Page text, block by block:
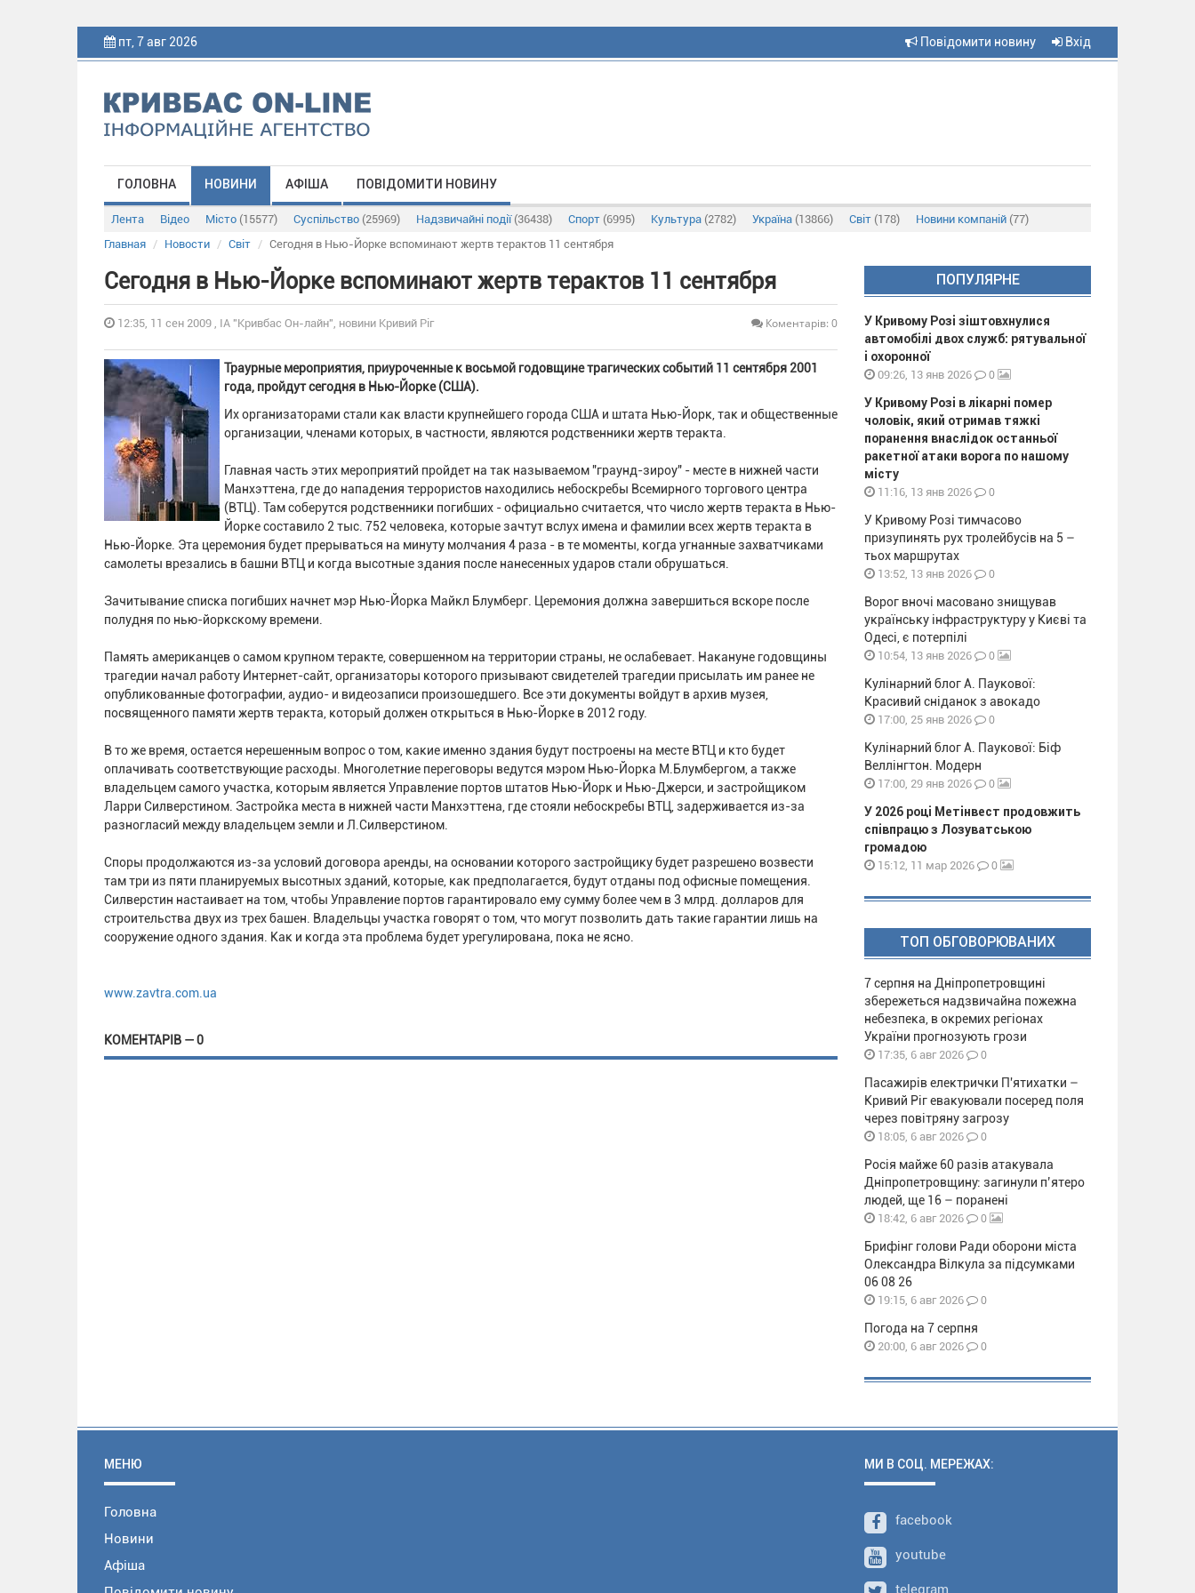
пт, 7 авг 2026 Повідомити новину Вхід
ГОЛОВНА НОВИНИ АФІША ПОВІДОМИТИ НОВИНУ
Лента Відео Місто (15577) Суспільство (25969) Надзвичайні події (36438) Спорт (6995) Культура (2782) Україна (13866) Світ (178) Новини компаній (77)
Главная
Новости Світ Сегодня в Нью-Йорке вспоминают жертв терактов 11 сентября
Сегодня в Нью-Йорке вспоминают жертв терактов 11 сентября
12:35, 11 сен 2009 , ІА "Кривбас Он-лайн", новини Кривий Ріг Коментарів: 0
Траурные мероприятия, приуроченные к восьмой годовщине трагических событий 11 сентября 2001
года, пройдут сегодня в Нью-Йорке (США).
Их организаторами стали как власти крупнейшего города США и штата Нью-Йорк, так и общественные
организации, членами которых, в частности, являются родственники жертв теракта.
Главная часть этих мероприятий пройдет на так называемом "граунд-зироу" - месте в нижней части
Манхэттена, где до нападения террористов находились небоскребы Всемирного торгового центра
(ВТЦ). Там соберутся родственники погибших - официально считается, что число жертв теракта в Нью-
Йорке составило 2 тыс. 752 человека, которые зачтут вслух имена и фамилии всех жертв теракта в
Нью-Йорке. Эта церемония будет прерываться на минуту молчания 4 раза - в те моменты, когда угнанные захватчиками
самолеты врезались в башни ВТЦ и когда высотные здания после нанесенных ударов стали обрушаться.
Зачитывание списка погибших начнет мэр Нью-Йорка Майкл Блумберг. Церемония должна завершиться вскоре после
полудня по нью-йоркскому времени.
Память американцев о самом крупном теракте, совершенном на территории страны, не ослабевает. Накануне годовщины
трагедии начал работу Интернет-сайт, организаторы которого призывают свидетелей трагедии присылать им ранее не
опубликованные фотографии, аудио- и видеозаписи произошедшего. Все эти документы войдут в архив музея,
посвященного памяти жертв теракта, который должен открыться в Нью-Йорке в 2012 году.
В то же время, остается нерешенным вопрос о том, какие именно здания будут построены на месте ВТЦ и кто будет
оплачивать соответствующие расходы. Многолетние переговоры ведутся мэром Нью-Йорка М.Блумбергом, а также
владельцем самого участка, которым является Управление портов штатов Нью-Йорк и Нью-Джерси, и застройщиком
Ларри Силверстином. Застройка места в нижней части Манхэттена, где стояли небоскребы ВТЦ, задерживается из-за
разногласий между владельцем земли и Л.Силверстином.
Споры продолжаются из-за условий договора аренды, на основании которого застройщику будет разрешено возвести
там три из пяти планируемых высотных зданий, которые, как предполагается, будут отданы под офисные помещения.
Силверстин настаивает на том, чтобы Управление портов гарантировало ему сумму более чем в 3 млрд. долларов для
строительства двух из трех башен. Владельцы участка говорят о том, что могут позволить дать такие гарантии лишь на
сооружение одного здания. Как и когда эта проблема будет урегулирована, пока не ясно.
www.zavtra.com.ua
КОМЕНТАРІВ — 0
ПОПУЛЯРНЕ
У Кривому Розі зіштовхнулися
автомобілі двох служб: рятувальної
і охоронної
09:26, 13 янв 2026 0
У Кривому Розі в лікарні помер
чоловік, який отримав тяжкі
поранення внаслідок останньої
ракетної атаки ворога по нашому
місту
11:16, 13 янв 2026 0
У Кривому Розі тимчасово
призупинять рух тролейбусів на 5 –
тьох маршрутах
13:52, 13 янв 2026 0
Ворог вночі масовано знищував
українську інфраструктуру у Києві та
Одесі, є потерпілі
10:54, 13 янв 2026 0
Кулінарний блог А. Паукової:
Красивий сніданок з авокадо
17:00, 25 янв 2026 0
Кулінарний блог А. Паукової: Біф
Веллінгтон. Модерн
17:00, 29 янв 2026 0
У 2026 році Метінвест продовжить
співпрацю з Лозуватською
громадою
15:12, 11 мар 2026 0
ТОП ОБГОВОРЮВАНИХ
7 серпня на Дніпропетровщині
збережеться надзвичайна пожежна
небезпека, в окремих регіонах
України прогнозують грози
17:35, 6 авг 2026 0
Пасажирів електрички П'ятихатки –
Кривий Ріг евакуювали посеред поля
через повітряну загрозу
18:05, 6 авг 2026 0
Росія майже 60 разів атакувала
Дніпропетровщину: загинули п’ятеро
людей, ще 16 – поранені
18:42, 6 авг 2026 0
Брифінг голови Ради оборони міста
Олександра Вілкула за підсумками
06 08 26
19:15, 6 авг 2026 0
Погода на 7 серпня
20:00, 6 авг 2026 0
МЕНЮ
Головна
Новини
Афіша
МИ В СОЦ. МЕРЕЖАХ:
facebook
youtube
telegram